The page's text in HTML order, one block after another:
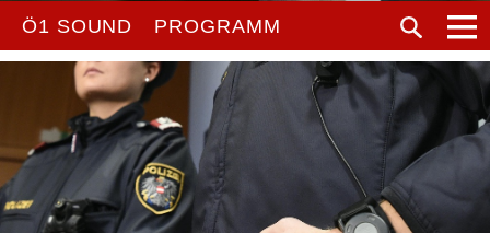
Ö1 SOUND PROGRAMM